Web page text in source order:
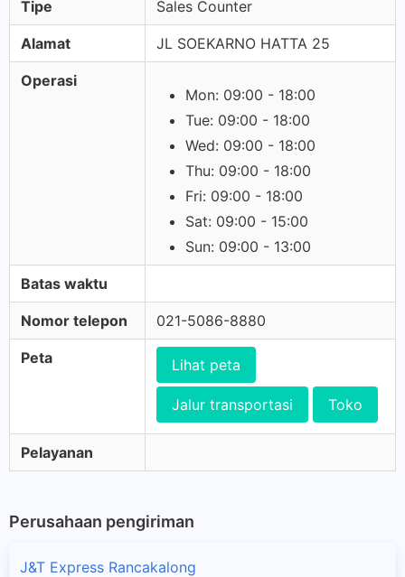
Tipe Sales Counter
Alamat JL SOEKARNO HATTA 25
Operasi
Mon: 09:00 - 18:00
Tue: 09:00 - 18:00
Wed: 09:00 - 18:00
Thu: 09:00 - 18:00
Fri: 09:00 - 18:00
Sat: 09:00 - 15:00
Sun: 09:00 - 13:00
Batas waktu
Nomor telepon 021-5086-8880
Peta Lihat peta
Jalur transportasi Toko
Pelayanan
Perusahaan pengiriman
J&T Express Rancakalong